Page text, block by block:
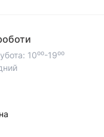
10⁰⁰-19⁰⁰